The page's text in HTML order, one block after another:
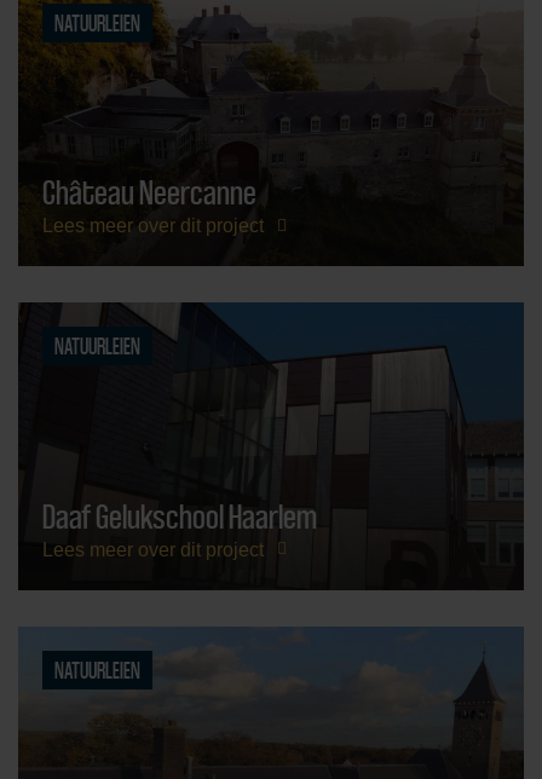
NATUURLEIEN
Château Neercanne
Lees meer over dit project
NATUURLEIEN
Daaf Gelukschool Haarlem
Lees meer over dit project
NATUURLEIEN